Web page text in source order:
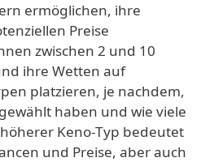
ermöglichen, ihre
Preise
zwischen 2 und 10
ihre Wetten auf
platzieren, je nachdem,
haben und wie viele
Keno-Typ bedeutet
und Preise, aber auch